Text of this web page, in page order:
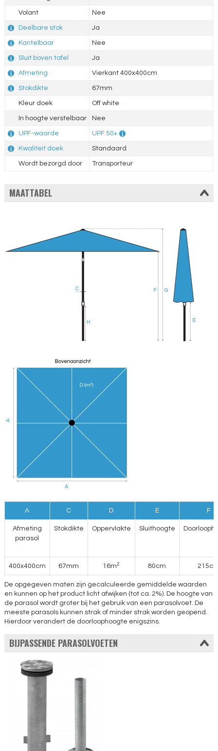
Volant Nee
Deelbare stok Ja
Kantelbaar Nee
Sluit boven tafel Ja
Afmeting Vierkant 400x400cm
Stokdikte 67mm
Kleur doek Off white
In hoogte verstelbaar Nee
UPF-waarde UPF 50+
Kwaliteit doek Standaard
Wordt bezorgd door Transporteur
MAATTABEL
A C D E F
Afmeting
parasol
Stokdikte Oppervlakte Sluithoogte
400x400cm 67mm 16m2 80cm
De opgegeven maten zijn gecalculeerde gemiddelde waarden
en kunnen op het product licht afwijken (tot ca. 2%). De hoogte van
de parasol wordt groter bij het gebruik van een parasolvoet. De
meeste parasols kunnen strak of minder strak worden geopend.
Hierdoor verandert de doorloophoogte enigszins.
BIJPASSENDE PARASOLVOETEN